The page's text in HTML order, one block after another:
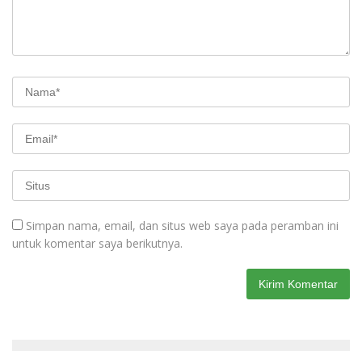
Simpan nama, email, dan situs web saya pada peramban ini
untuk komentar saya berikutnya.